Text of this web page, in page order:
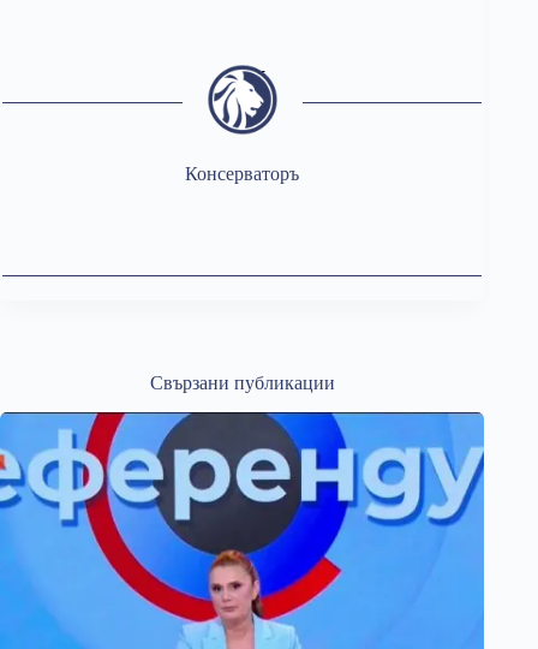
Консерваторъ
Свързани публикации